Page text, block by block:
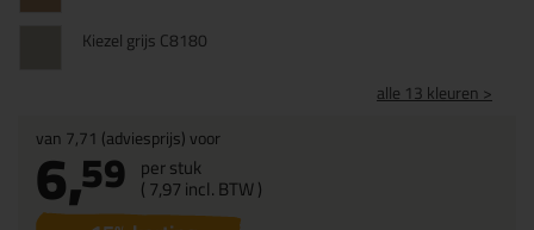
Kiezel grijs C8180
alle 13 kleuren >
van7,71 (adviesprijs) voor
6,59 per stuk
(7,97incl. BTW )